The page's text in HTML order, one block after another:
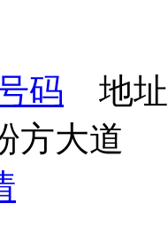
码 地址
方大道